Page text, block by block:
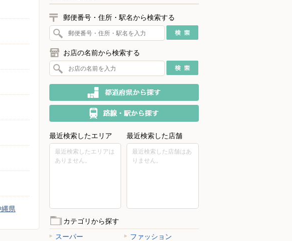
縄県
郵便番号・住所・駅名から検索する
お店の名前から検索する
最近検索したエリア
最近検索したエリアは
ありません。
最近検索した店舗
最近検索した店舗はあ
りません。
カテゴリから探す
スーパー
ファッション